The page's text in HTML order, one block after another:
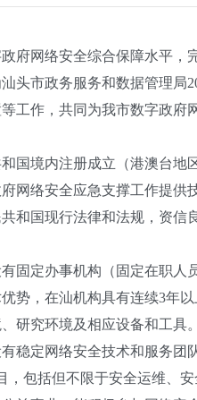
网络安全综合保障水平，
头市政务服务和数据管理局
工作，共同为我市数字政府
境内注册成立（港澳台地
网络安全应急支撑工作提供
国现行法律和法规，资信
定办事机构（固定在职人
势，在汕机构具有连续3年
研究环境及相应设备和工具。
定网络安全技术和服务团
，包括但不限于安全运维、